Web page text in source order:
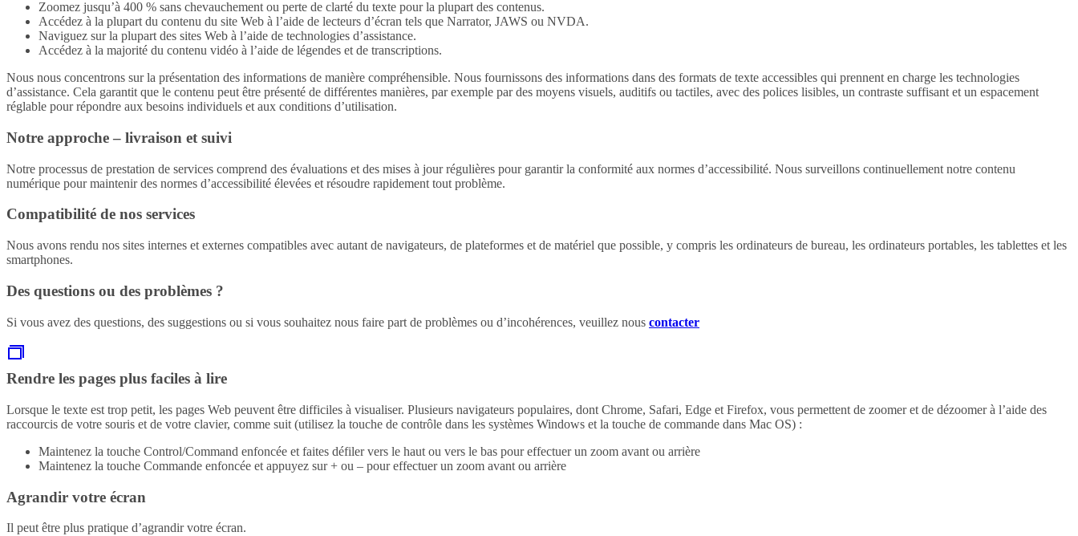
Zoomez jusqu’à 400 % sans chevauchement ou perte de clarté du texte pour la plupart des contenus.
Accédez à la plupart du contenu du site Web à l’aide de lecteurs d’écran tels que Narrator, JAWS ou NVDA.
Naviguez sur la plupart des sites Web à l’aide de technologies d’assistance.
Accédez à la majorité du contenu vidéo à l’aide de légendes et de transcriptions.
Nous nous concentrons sur la présentation des informations de manière compréhensible. Nous fournissons des informations dans des formats de texte accessibles qui prennent en charge les technologies
d’assistance. Cela garantit que le contenu peut être présenté de différentes manières, par exemple par des moyens visuels, auditifs ou tactiles, avec des polices lisibles, un contraste suffisant et un espacement
réglable pour répondre aux besoins individuels et aux conditions d’utilisation.
Notre approche – livraison et suivi
Notre processus de prestation de services comprend des évaluations et des mises à jour régulières pour garantir la conformité aux normes d’accessibilité. Nous surveillons continuellement notre contenu
numérique pour maintenir des normes d’accessibilité élevées et résoudre rapidement tout problème.
Compatibilité de nos services
Nous avons rendu nos sites internes et externes compatibles avec autant de navigateurs, de plateformes et de matériel que possible, y compris les ordinateurs de bureau, les ordinateurs portables, les tablettes et les
smartphones.
Des questions ou des problèmes ?
Si vous avez des questions, des suggestions ou si vous souhaitez nous faire part de problèmes ou d’incohérences, veuillez nous contacter
Rendre les pages plus faciles à lire
Lorsque le texte est trop petit, les pages Web peuvent être difficiles à visualiser. Plusieurs navigateurs populaires, dont Chrome, Safari, Edge et Firefox, vous permettent de zoomer et de dézoomer à l’aide des
raccourcis de votre souris et de votre clavier, comme suit (utilisez la touche de contrôle dans les systèmes Windows et la touche de commande dans Mac OS) :
Maintenez la touche Control/Command enfoncée et faites défiler vers le haut ou vers le bas pour effectuer un zoom avant ou arrière
Maintenez la touche Commande enfoncée et appuyez sur + ou – pour effectuer un zoom avant ou arrière
Agrandir votre écran
Il peut être plus pratique d’agrandir votre écran.